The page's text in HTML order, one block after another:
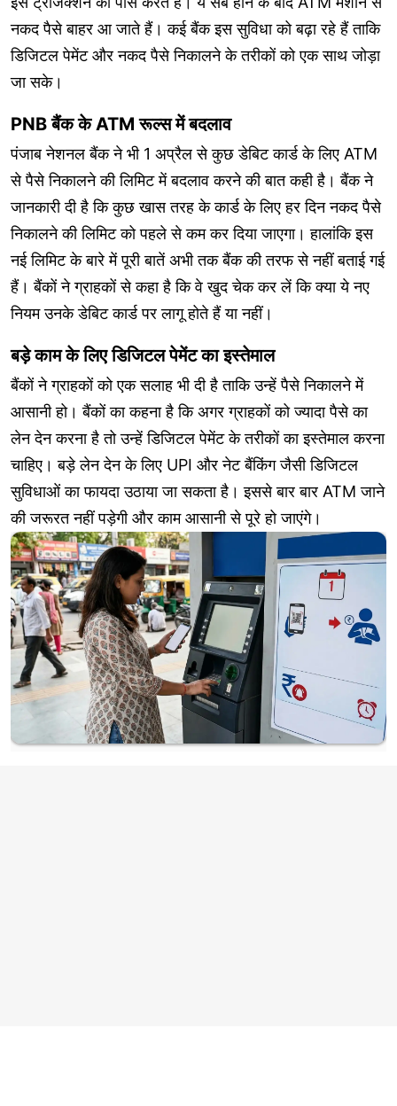
नकद पैसे बाहर आ जाते हैं। कई बैंक इस सुविधा को बढ़ा रहे हैं ताकि
डिजिटल पेमेंट और नकद पैसे निकालने के तरीकों को एक साथ जोड़ा
जा सके।
PNB बैंक के ATM रूल्स में बदलाव
पंजाब नेशनल बैंक ने भी 1 अप्रैल से कुछ डेबिट कार्ड के लिए ATM
से पैसे निकालने की लिमिट में बदलाव करने की बात कही है। बैंक ने
जानकारी दी है कि कुछ खास तरह के कार्ड के लिए हर दिन नकद पैसे
निकालने की लिमिट को पहले से कम कर दिया जाएगा। हालांकि इस
नई लिमिट के बारे में पूरी बातें अभी तक बैंक की तरफ से नहीं बताई गई
हैं। बैंकों ने ग्राहकों से कहा है कि वे खुद चेक कर लें कि क्या ये नए
नियम उनके डेबिट कार्ड पर लागू होते हैं या नहीं।
बड़े काम के लिए डिजिटल पेमेंट का इस्तेमाल
बैंकों ने ग्राहकों को एक सलाह भी दी है ताकि उन्हें पैसे निकालने में
आसानी हो। बैंकों का कहना है कि अगर ग्राहकों को ज्यादा पैसे का
लेन देन करना है तो उन्हें डिजिटल पेमेंट के तरीकों का इस्तेमाल करना
चाहिए। बड़े लेन देन के लिए UPI और नेट बैंकिंग जैसी डिजिटल
सुविधाओं का फायदा उठाया जा सकता है। इससे बार बार ATM जाने
की जरूरत नहीं पड़ेगी और काम आसानी से पूरे हो जाएंगे।